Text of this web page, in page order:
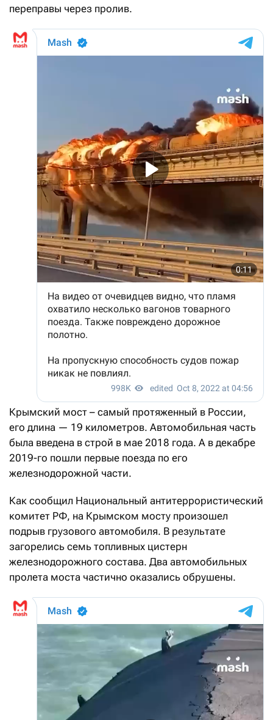
переправы через пролив.
Крымский мост – самый протяженный в России,
его длина — 19 километров. Автомобильная часть
была введена в строй в мае 2018 года. А в декабре
2019-го пошли первые поезда по его
железнодорожной части.
Как сообщил Национальный антитеррористический
комитет РФ, на Крымском мосту произошел
подрыв грузового автомобиля. В результате
загорелись семь топливных цистерн
железнодорожного состава. Два автомобильных
пролета моста частично оказались обрушены.